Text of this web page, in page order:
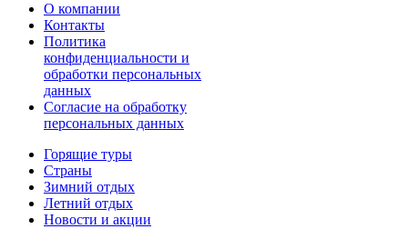
О компании
Контакты
Политика
конфиденциальности и
обработки персональных
данных
Согласие на обработку
персональных данных
Горящие туры
Страны
Зимний отдых
Летний отдых
Новости и акции